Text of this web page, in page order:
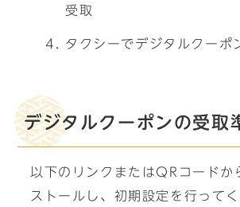
受取
タクシーでデジタルクーポ
デジタルクーポンの受取
以下のリンクまたはQRコードか
ストールし、初期設定を行ってく